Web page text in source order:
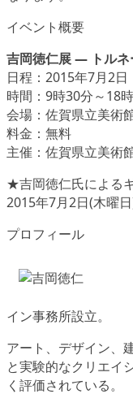
イベント概要
吉岡徳仁展 ― トルネ
日程：2015年7月2日
時間：9時30分～18時
会場：佐賀県立美術
料金：無料
主催：佐賀県立美術
★吉岡徳仁氏による
2015年7月2日(木曜
プロフィール
イン事務所設立。
アート、デザイン、
と実験的なクリエイ
く評価されている。